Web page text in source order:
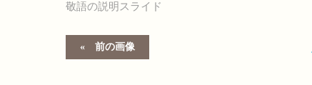
敬語の説明スライド
前の画像